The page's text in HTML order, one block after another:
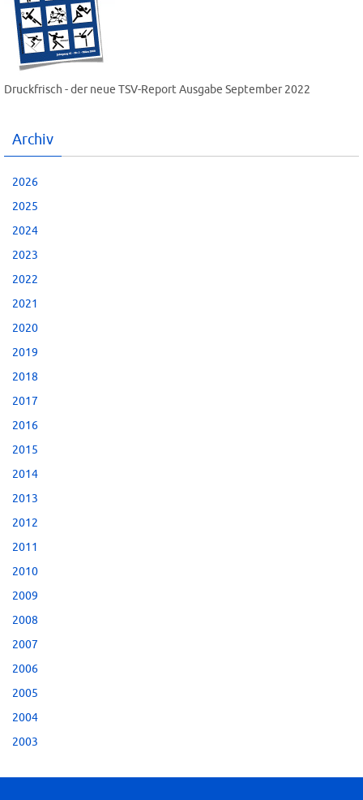
Druckfrisch - der neue TSV-Report Ausgabe September 2022
Archiv
2026
2025
2024
2023
2022
2021
2020
2019
2018
2017
2016
2015
2014
2013
2012
2011
2010
2009
2008
2007
2006
2005
2004
2003